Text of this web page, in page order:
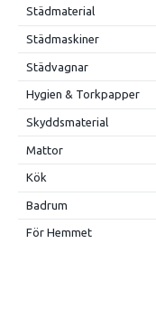
Städmaterial
Städmaskiner
Städvagnar
Hygien & Torkpapper
Skyddsmaterial
Mattor
Kök
Badrum
För Hemmet